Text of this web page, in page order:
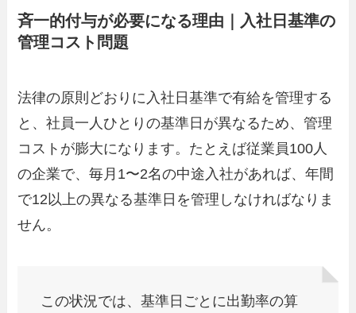
斉一的付与が必要になる理由｜入社日基準の
管理コスト問題
法律の原則どおりに入社日基準で有給を管理する
と、社員一人ひとりの基準日が異なるため、管理
コストが膨大になります。たとえば従業員100人
の企業で、毎月1〜2名の中途入社があれば、年間
で12以上の異なる基準日を管理しなければなりま
せん。
この状況では、基準日ごとに出勤率の算